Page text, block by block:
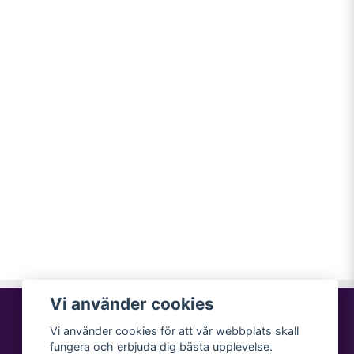
Vi använder cookies
Vi använder cookies för att vår webbplats skall
fungera och erbjuda dig bästa upplevelse.